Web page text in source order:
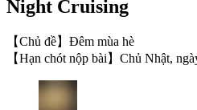
Night Cruising
【Chủ đề】Đêm mùa hè
【Hạn chót nộp bài】Chủ Nhật,